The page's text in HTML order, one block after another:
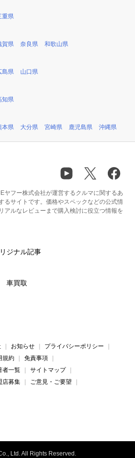
重県
賀県 奈良県 和歌山県
島県 山口県
知県
本県 大分県 宮崎県 鹿児島県 沖縄県
ヤフー株式会社が運営するクルマに関するあ
るサイトです。価格やスペックなどの公式情
アルなレビューまで購入検討に役立つ情報を
ジナル記事
車買取
お知らせ
プライバシーポリシー
規約
免責事項
者一覧
サイトマップ
店募集
ご意見・ご要望
Ltd. All Rights Reserved.